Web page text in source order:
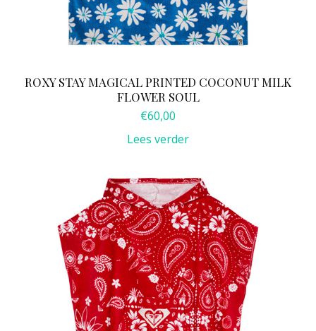
ROXY STAY MAGICAL PRINTED COCONUT MILK
FLOWER SOUL
€60,00
Lees verder